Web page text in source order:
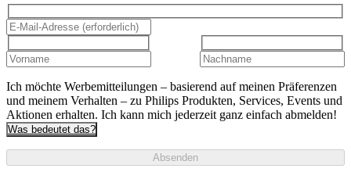
Ich möchte Werbemitteilungen – basierend auf meinen Präferenzen
und meinem Verhalten – zu Philips Produkten, Services, Events und
Aktionen erhalten. Ich kann mich jederzeit ganz einfach abmelden!
Was bedeutet das?
Absenden